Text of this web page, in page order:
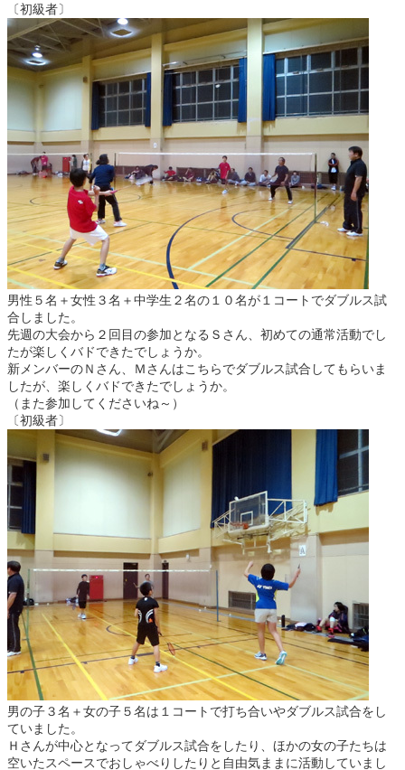
〔初級者〕
男性５名＋女性３名＋中学生２名の１０名が１コートでダブルス試
合しました。
先週の大会から２回目の参加となるＳさん、初めての通常活動でし
たが楽しくバドできたでしょうか。
新メンバーのＮさん、Ｍさんはこちらでダブルス試合してもらいま
したが、楽しくバドできたでしょうか。
（また参加してくださいね～）
〔初級者〕
男の子３名＋女の子５名は１コートで打ち合いやダブルス試合をし
ていました。
Ｈさんが中心となってダブルス試合をしたり、ほかの女の子たちは
空いたスペースでおしゃべりしたりと自由気ままに活動していまし